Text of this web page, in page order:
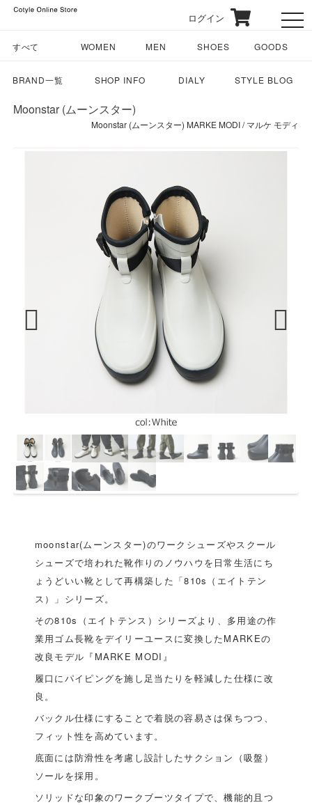
ログイン
すべて WOMEN MEN SHOES GOODS
BRAND一覧 SHOP INFO DIALY STYLE BLOG
Moonstar (ムーンスター)
Moonstar (ムーンスター) MARKE MODI / マルケ モディ
moonstar(ムーンスター)のワークシューズやスクール
シューズで培われた靴作りのノウハウを日常生活にち
ょうどいい靴として再構築した「810s（エイトテン
ス）」シリーズ。
その810s（エイトテンス）シリーズより、多用途の作
業用ゴム長靴をデイリーユースに変換したMARKEの
改良モデル『MARKE MODI』
履口にパイピングを施し足当たりを軽減した仕様に改
良。
バックル仕様にすることで着脱の容易さは保ちつつ、
フィット性を高めています。
底面には防滑性を考慮し設計したサクション（吸盤）
ソールを採用。
ソリッドな印象のワークブーツタイプで、機能的且つ